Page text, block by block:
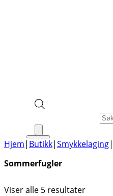
Hjem| Butikk|Smykkelaging|
Sommerfugler
Viser alle 5 resultater